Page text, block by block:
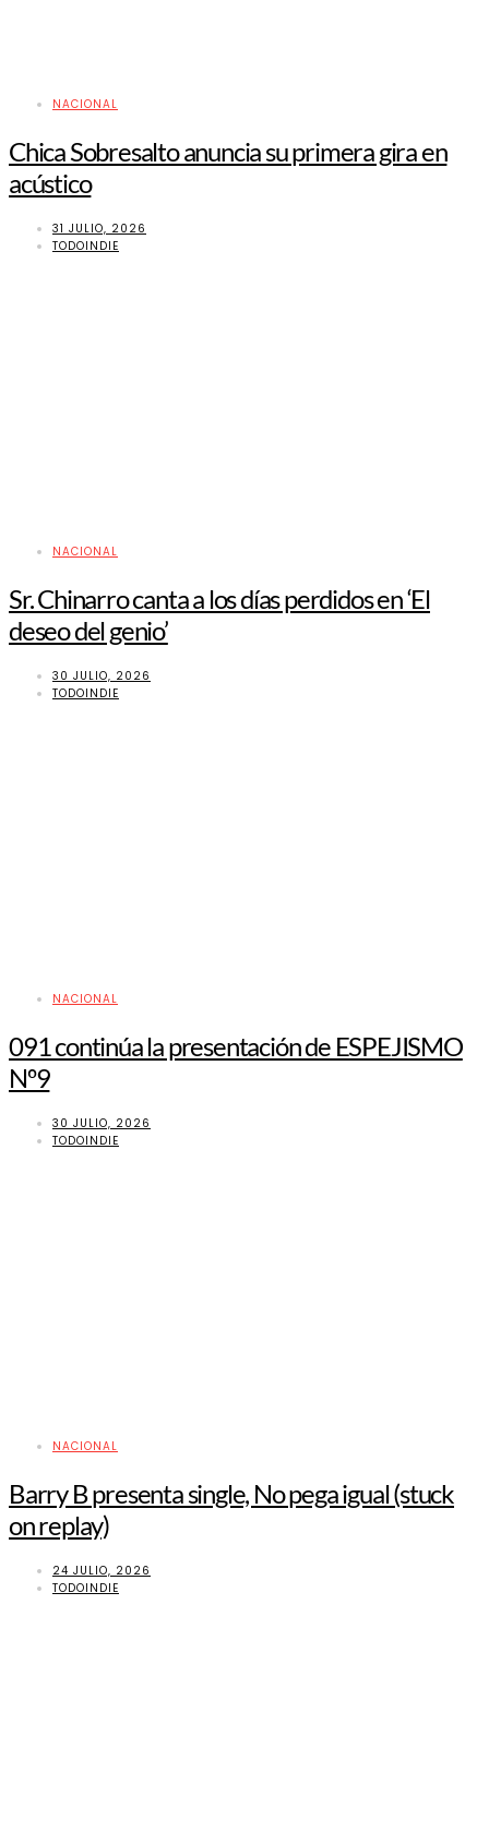
NACIONAL
Chica Sobresalto anuncia su primera gira en
acústico
31 JULIO, 2026
TODOINDIE
NACIONAL
Sr. Chinarro canta a los días perdidos en ‘El
deseo del genio’
30 JULIO, 2026
TODOINDIE
NACIONAL
091 continúa la presentación de ESPEJISMO
Nº9
30 JULIO, 2026
TODOINDIE
NACIONAL
Barry B presenta single, No pega igual (stuck
on replay)
24 JULIO, 2026
TODOINDIE